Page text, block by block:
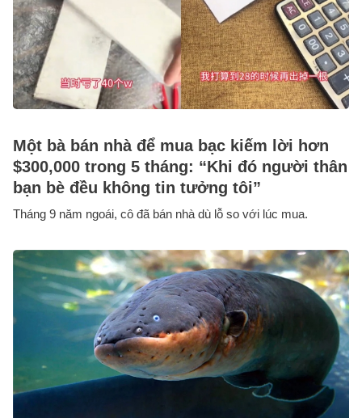
Một bà bán nhà để mua bạc kiếm lời hơn
$300,000 trong 5 tháng: “Khi đó người thân
bạn bè đều không tin tưởng tôi”
Tháng 9 năm ngoái, cô đã bán nhà dù lỗ so với lúc mua.